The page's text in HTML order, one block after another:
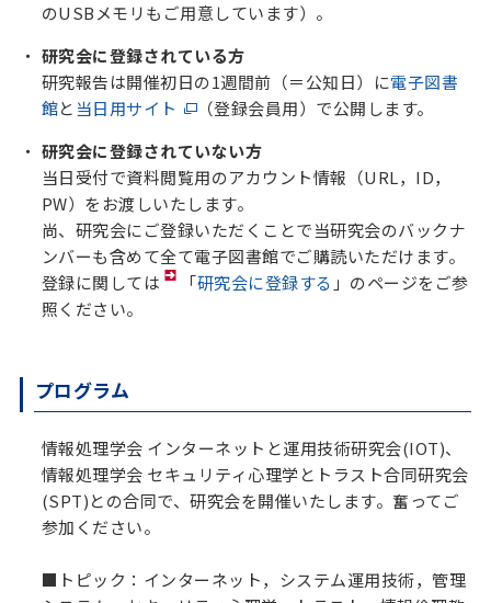
のUSBメモリもご用意しています）。
研究会に登録されている方
研究報告は開催初日の1週間前（＝公知日）に電子図書
館と 当日用サイト
（登録会員用）で公開します。
研究会に登録されていない方
当日受付で資料閲覧用のアカウント情報（URL，ID，
PW）をお渡しいたします。
尚、研究会にご登録いただくことで当研究会のバックナ
ンバーも含めて全て電子図書館でご購読いただけます。
登録に関しては
「研究会に登録する 」のページをご参
照ください。
プログラム
情報処理学会 インターネットと運用技術研究会(IOT)、
情報処理学会 セキュリティ心理学とトラスト合同研究会
(SPT)との合同で、研究会を開催いたします。奮ってご
参加ください。
■ トピック：インターネット，システム運用技術，管理